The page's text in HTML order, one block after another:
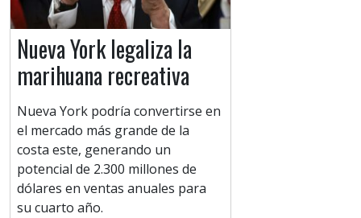
Nueva York legaliza la
marihuana recreativa
Nueva York podría convertirse en
el mercado más grande de la
costa este, generando un
potencial de 2.300 millones de
dólares en ventas anuales para
su cuarto año.